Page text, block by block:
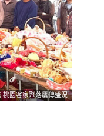
桃園客家聚落屢傳盛況